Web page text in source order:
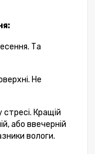
Та
Не
Кращій
або ввечерній
вологи.